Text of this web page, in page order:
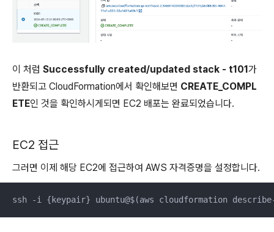
이 처럼 Successfully created/updated stack - t101가
반환되고 CloudFormation에서 확인해보면 CREATE_COMPL
ETE인 것을 확인하시게되면 EC2 배포는 완료되었습니다.
EC2 접근
그러면 이제 해당 EC2에 접근하여 AWS 자격증명을 설정합니다.
ssh -i {keypair} ubuntu@$(aws cloudformation